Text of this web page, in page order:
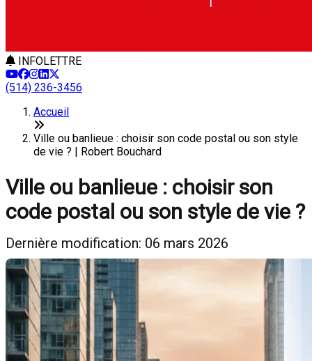
INFOLETTRE
(514) 236-3456
Accueil
Ville ou banlieue : choisir son code postal ou son style
de vie ? | Robert Bouchard
Ville ou banlieue : choisir son
code postal ou son style de vie ?
Dernière modification: 06 mars 2026